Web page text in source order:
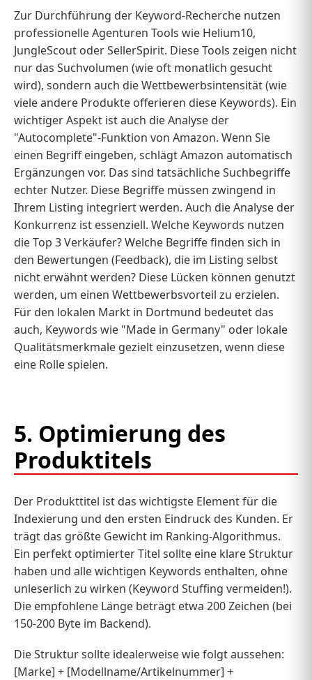
Zur Durchführung der Keyword-Recherche nutzen
professionelle Agenturen Tools wie Helium10,
JungleScout oder SellerSpirit. Diese Tools zeigen nicht
nur das Suchvolumen (wie oft monatlich gesucht
wird), sondern auch die Wettbewerbsintensität (wie
viele andere Produkte offerieren diese Keywords). Ein
wichtiger Aspekt ist auch die Analyse der
"Autocomplete"-Funktion von Amazon. Wenn Sie
einen Begriff eingeben, schlägt Amazon automatisch
Ergänzungen vor. Das sind tatsächliche Suchbegriffe
echter Nutzer. Diese Begriffe müssen zwingend in
Ihrem Listing integriert werden. Auch die Analyse der
Konkurrenz ist essenziell. Welche Keywords nutzen
die Top 3 Verkäufer? Welche Begriffe finden sich in
den Bewertungen (Feedback), die im Listing selbst
nicht erwähnt werden? Diese Lücken können genutzt
werden, um einen Wettbewerbsvorteil zu erzielen.
Für den lokalen Markt in Dortmund bedeutet das
auch, Keywords wie "Made in Germany" oder lokale
Qualitätsmerkmale gezielt einzusetzen, wenn diese
eine Rolle spielen.
5. Optimierung des
Produktitels
Der Produkttitel ist das wichtigste Element für die
Indexierung und den ersten Eindruck des Kunden. Er
trägt das größte Gewicht im Ranking-Algorithmus.
Ein perfekt optimierter Titel sollte eine klare Struktur
haben und alle wichtigen Keywords enthalten, ohne
unleserlich zu wirken (Keyword Stuffing vermeiden!).
Die empfohlene Länge beträgt etwa 200 Zeichen (bei
150-200 Byte im Backend).
Die Struktur sollte idealerweise wie folgt aussehen:
[Marke] + [Modellname/Artikelnummer] +